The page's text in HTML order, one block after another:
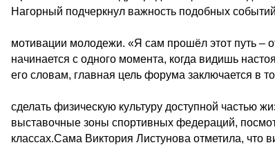
Нагорный подчеркнул важность подобных
мотивации молодежи. «Я сам прошёл этот путь –
начинается с одного момента, когда видишь
его словам, главная цель форума заключается в
сделать физическую культуру доступной частью
выставочные зоны спортивных федераций,
классах.Сама Виктория Листунова отметила, что